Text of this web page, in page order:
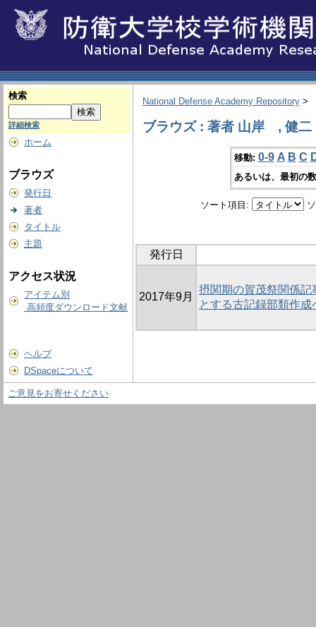
検索
詳細検索
ホーム
ブラウズ
発行日
著者
タイトル
主題
アクセス状況
アイテム別
高頻度ダウンロード文献
ヘルプ
DSpaceについて
National Defense Academy Repository >
ブラウズ : 著者 山岸 , 健二
移動: 0-9 A B C
あるいは、最初の
ソート項目:
発行日
2017年9月
摂関期の賀茂祭関係
とする古記録部類作
ご意見をお寄せください